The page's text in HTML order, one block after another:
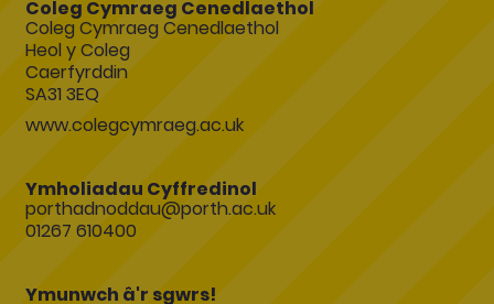
Coleg Cymraeg Cenedlaethol
Coleg Cymraeg Cenedlaethol
Heol y Coleg
Caerfyrddin
SA31 3EQ
www.colegcymraeg.ac.uk
Ymholiadau Cyffredinol
porthadnoddau@porth.ac.uk
01267 610400
Ymunwch â'r sgwrs!